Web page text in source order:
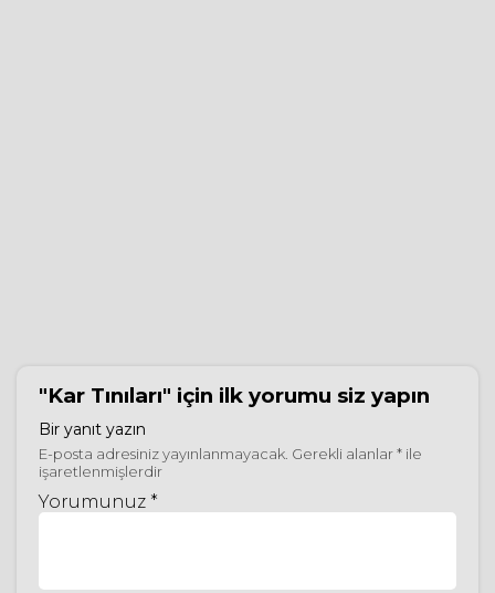
"Kar Tınıları" için ilk yorumu siz yapın
Bir yanıt yazın
E-posta adresiniz yayınlanmayacak. Gerekli alanlar* ile
işaretlenmişlerdir
Yorumunuz *